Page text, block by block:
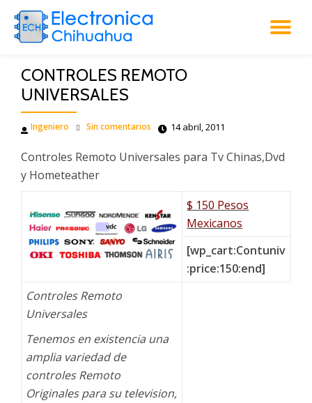
Saltar
CONTROLES REMOTO
UNIVERSALES
Ingeniero 14 abril, 2011
Sin comentarios
Controles Remoto Universales para Tv Chinas,Dvd
y Hometeather
$ 150 Pesos
Mexicanos
[wp_cart:Contuniv
:price:150:end]
Controles Remoto
Universales
Tenemos en existencia una
amplia variedad de
controles Remoto
Originales para su television,